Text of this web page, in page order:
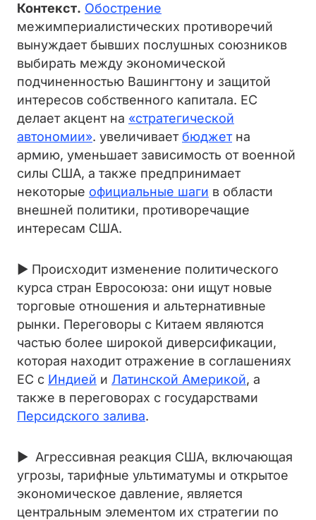
Контекст. Обострение
межимпериалистических противоречий
вынуждает бывших послушных союзников
выбирать между экономической
подчиненностью Вашингтону и защитой
интересов собственного капитала. ЕС
делает акцент на «стратегической
автономии». увеличивает бюджетна
армию, уменьшает зависимость от военной
силы США, а также предпринимает
некоторые официальные шаги в области
внешней политики, противоречащие
интересам США.
► Происходит изменение политического
курса стран Евросоюза: они ищут новые
торговые отношения и альтернативные
рынки. Переговоры с Китаем являются
частью более широкой диверсификации,
которая находит отражение в соглашениях
ЕС с Индией и Латинской Америкой, а
также в переговорах с государствами
Персидского залива.
► Агрессивная реакция США, включающая
угрозы, тарифные ультиматумы и открытое
экономическое давление, является
центральным элементом их стратегии по